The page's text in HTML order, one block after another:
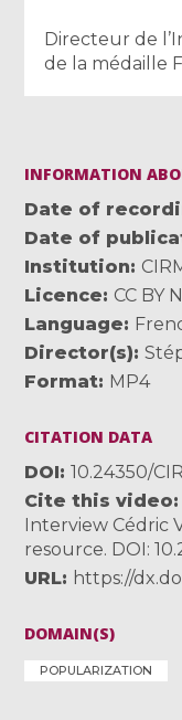
Directeur de
de la médaille
INFORMATION
Date of
Date of
Institution
Licence
CC BY
Language
Director(s)
Format MP4
CITATION DATA
DOI
10.24350/
Cite this video
Interview Cédric
resource. DOI:
URL
https://
DOMAIN(S)
POPULARIZATION